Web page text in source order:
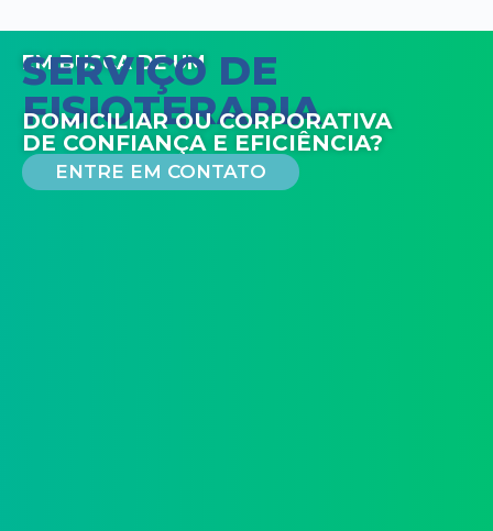
EM BUSCA DE UM
SERVIÇO DE
FISIOTERAPIA
DOMICILIAR OU CORPORATIVA
DE CONFIANÇA E EFICIÊNCIA?
ENTRE EM CONTATO